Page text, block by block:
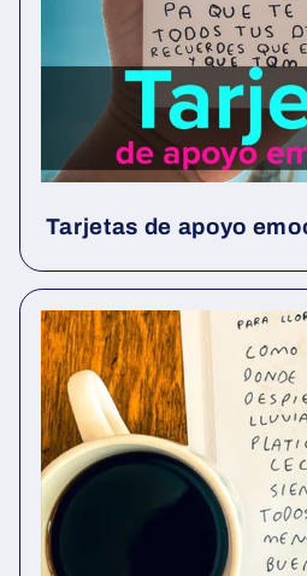
Tarjetas de apoyo